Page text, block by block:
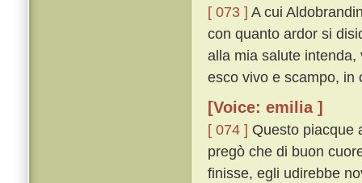
[ 073 ] A cui
con quanto ardor si
alla mia salute
esco vivo e scampo, in
[Voice: emilia ]
[ 074 ] Questo piacque
pregò che di buon
finisse, egli udirebbe